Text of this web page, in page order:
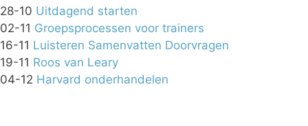
28-10 Uitdagend starten
02-11 Groepsprocessen voor trainers
16-11 Luisteren Samenvatten Doorvragen
19-11 Roos van Leary
04-12 Harvard onderhandelen